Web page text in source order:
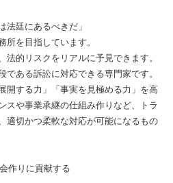
法廷にあるべきだ」
所を目指しています。
的リスクをリアルに予見できます。
ある訴訟に対応できる専門家です。
開する力」「事実を見極める力」を高
スや事業承継の仕組み作りなど、トラ
適切かつ柔軟な対応が可能になるもの
作りに貢献する